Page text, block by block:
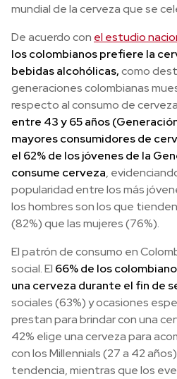
mundial de la cerveza que se
De acuerdo con el estudio
los colombianos prefiere la
bebidas alcohólicas,como
generaciones colombianas
respecto al consumo de
entre 43 y 65 años
mayores consumidores de
el 62% de los jóvenes de la
consume cerveza,
popularidad entre los más
los hombres son los que
(82%) que las mujeres (76%).
El patrón de consumo en
social. El 66% de los
una cerveza durante el fin de
sociales (63%) y ocasiones
prestan para brindar con una
42% elige una cerveza para
con los Millennials (27 a 42
tendencia, mientras que los